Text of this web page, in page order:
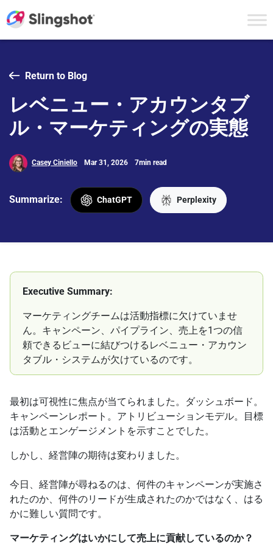
Return to Blog
レベニュー・アカウンタブ
ル・マーケティングの実態
Casey Ciniello Mar 31, 2026 7min read
Summarize: ChatGPT Perplexity
Executive Summary:
マーケティングチームは活動指標に欠けていませ
ん。キャンペーン、パイプライン、売上を1つの信
頼できるビューに結びつけるレベニュー・アカウン
タブル・システムが欠けているのです。
最初は可視性に焦点が当てられました。ダッシュボード。
キャンペーンレポート。アトリビューションモデル。目標
は活動とエンゲージメントを示すことでした。
しかし、経営陣の期待は変わりました。
今日、経営陣が尋ねるのは、何件のキャンペーンが実施さ
れたのか、何件のリードが生成されたのかではなく、はる
かに難しい質問です。
マーケティングはいかにして売上に貢献しているのか？